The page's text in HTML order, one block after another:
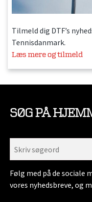
Tilmeld dig DTF’s
Tennisdanmark.
Læs mere og tilmeld
SØG PÅ
Følg med på de sociale
vores nyhedsbreve, og